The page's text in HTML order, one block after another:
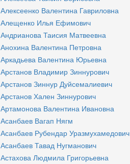
Алексеенко Валентина Гавриловна
Алещенко Илья Ефимович
Андрианова Таисия Матвеевна
Анохина Валентина Петровна
Аркадьева Валентина Юрьевна
Арстанов Владимир Зиннурович
Арстанов Зиннур Дуйсемалиевич
Арстанов Хален Зиннурович
Артамонова Валентина Ивановна
Асанбаев Вагап Нягм
Асанбаев Рубендар Уразмухамедович
Асанбаев Тавад Нугманович
Астахова Людмила Григорьевна